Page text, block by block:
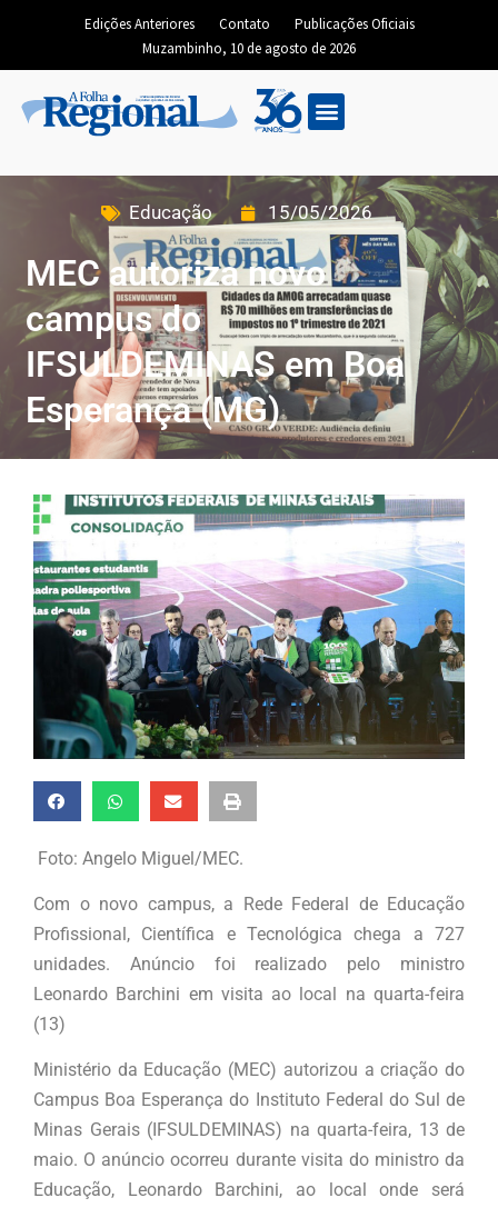
Edições Anteriores Contato
Publicações Oficiais
Muzambinho, 10 de agosto de 2026
Educação 15/05/2026
MEC autoriza novo
campus do
IFSULDEMINAS em Boa
Esperança (MG)
Foto: Angelo Miguel/MEC.
Com o novo campus, a Rede Federal de Educação
Profissional, Científica e Tecnológica chega a 727
unidades. Anúncio foi realizado pelo ministro
Leonardo Barchini em visita ao local na quarta-feira
(13)
Ministério da Educação (MEC) autorizou a criação do
Campus Boa Esperança do Instituto Federal do Sul de
Minas Gerais (IFSULDEMINAS) na quarta-feira, 13 de
maio. O anúncio ocorreu durante visita do ministro da
Educação, Leonardo Barchini, ao local onde será